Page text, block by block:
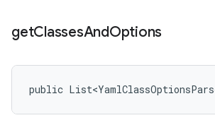
getClassesAndOptions
public